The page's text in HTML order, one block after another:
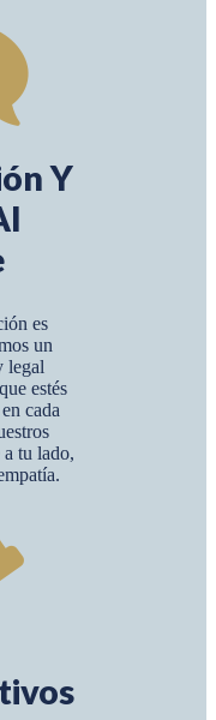
Y
es
un
legal
estés
cada
a tu lado,